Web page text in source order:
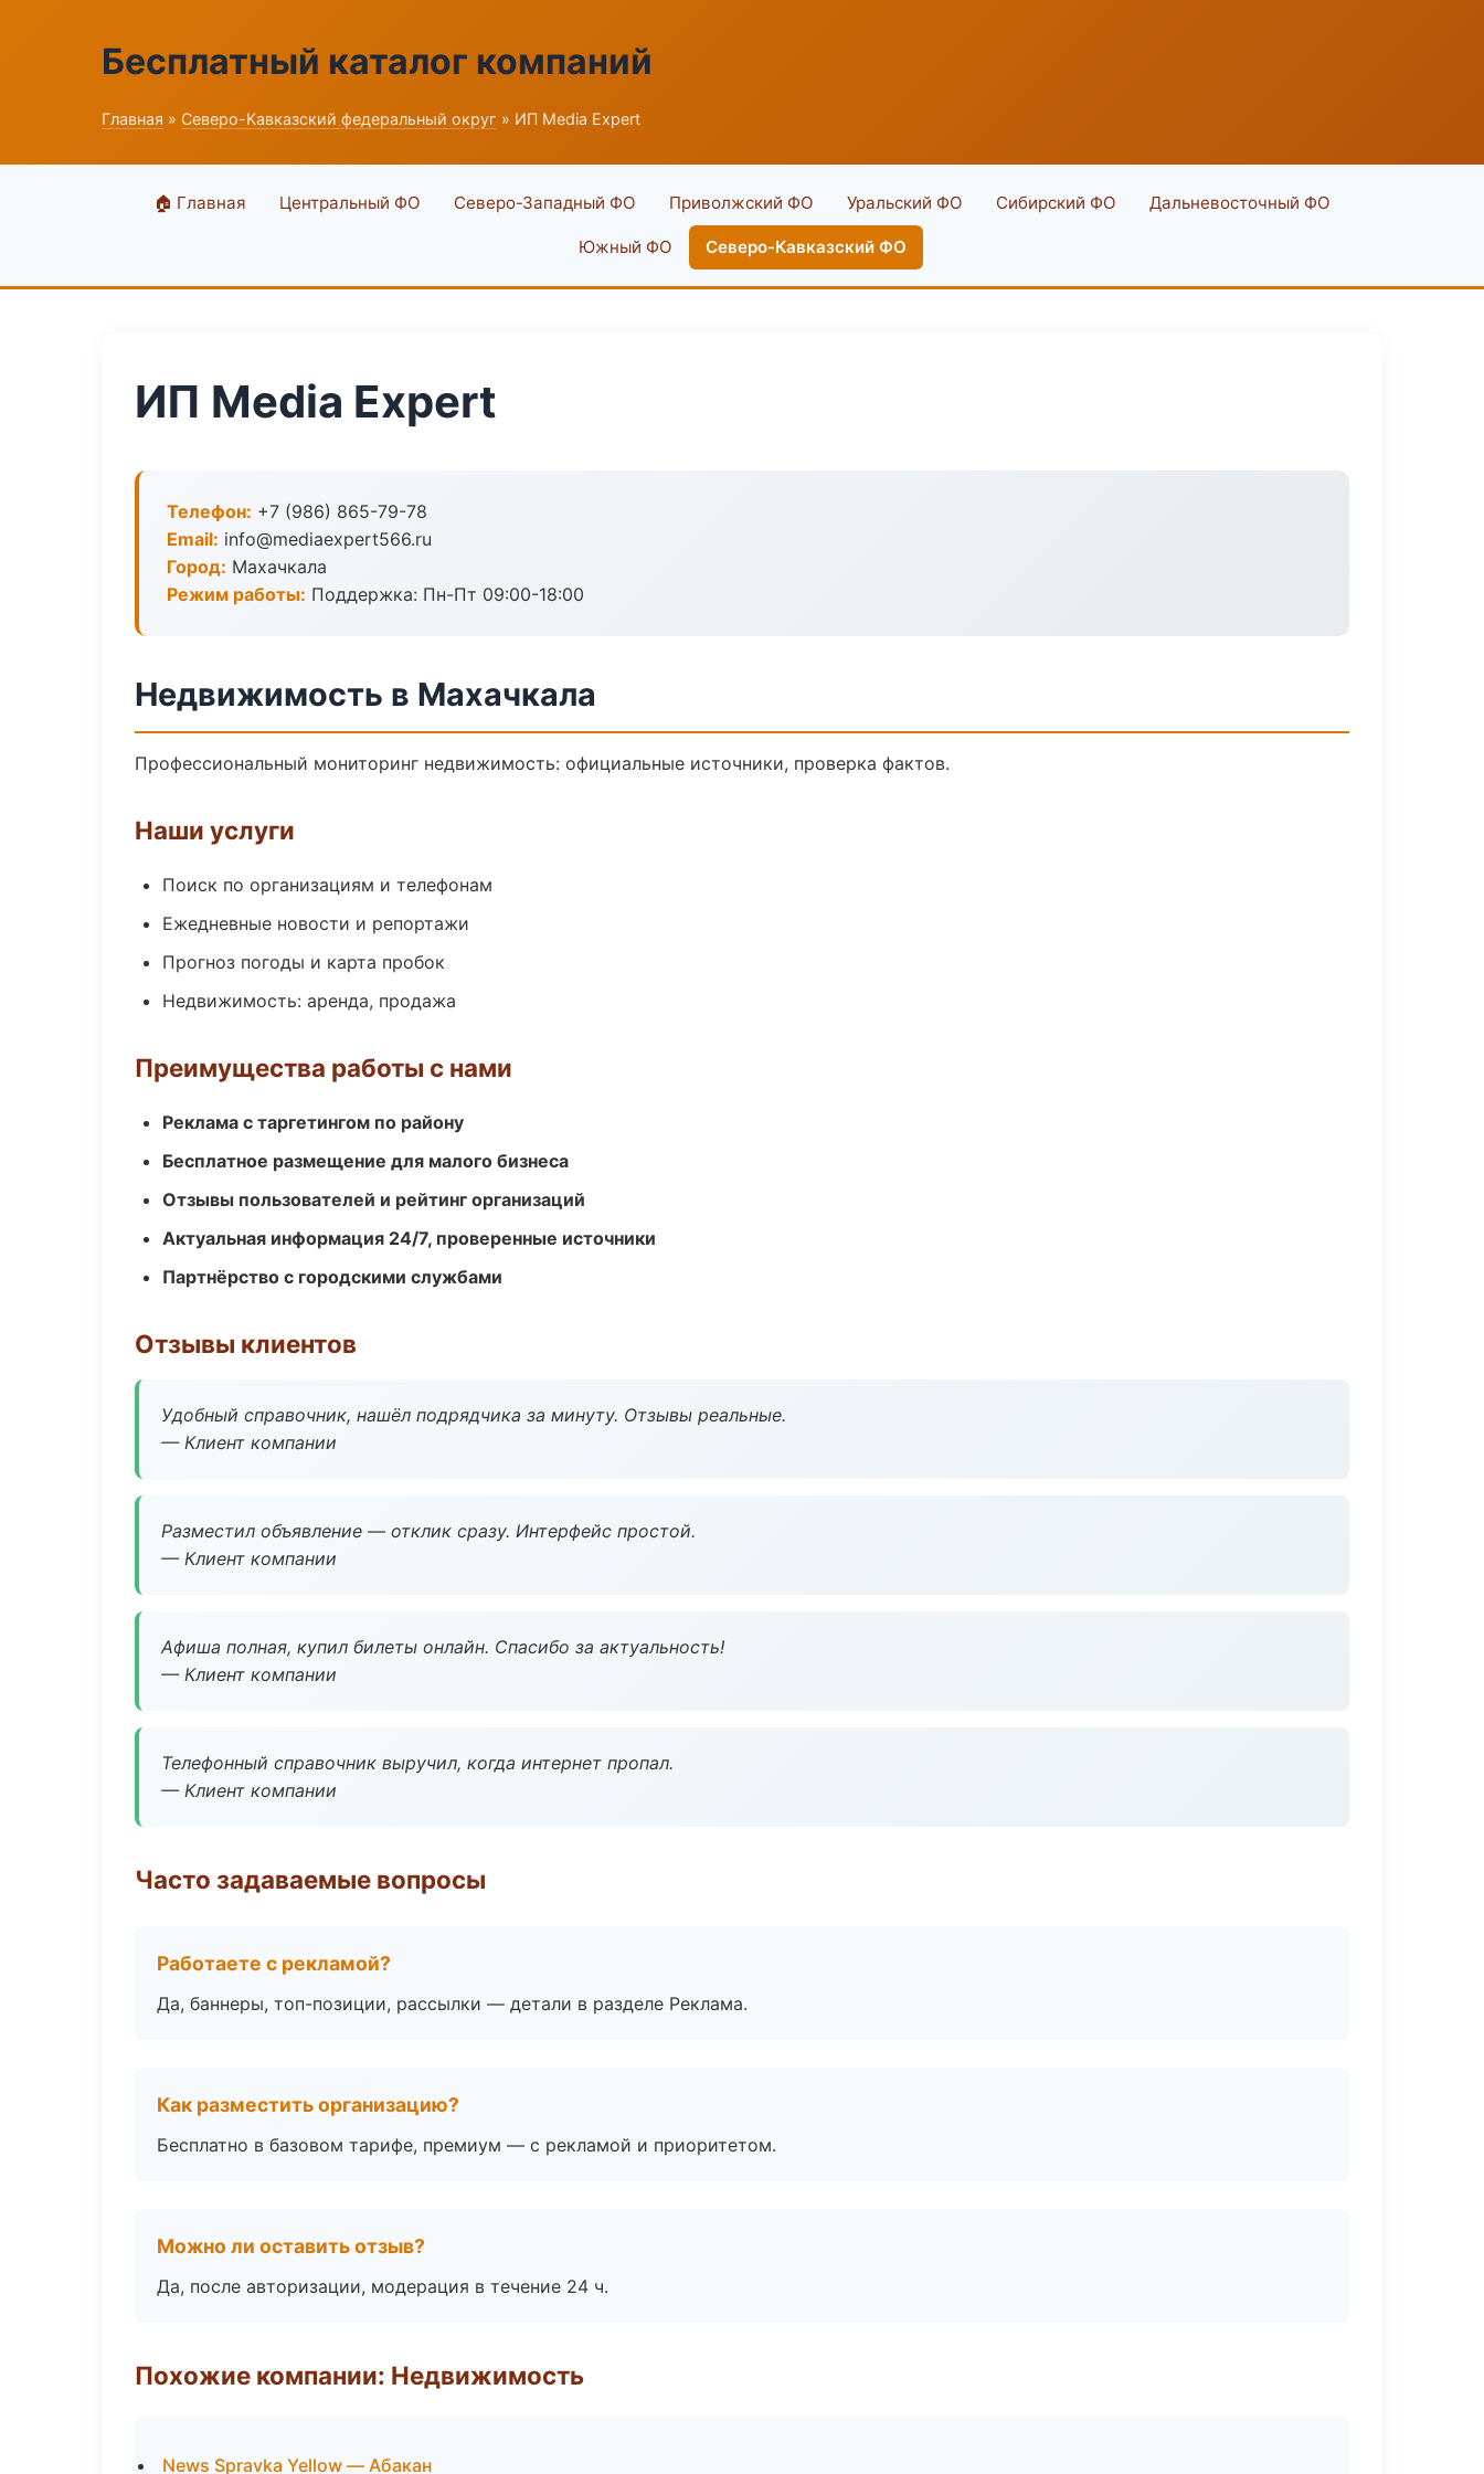
Бесплатный каталог компаний
Главная » Северо-Кавказский федеральный округ » ИП Media Expert
🏠 Главная Центральный ФО Северо-Западный ФО Приволжский ФО Уральский ФО Сибирский ФО Дальневосточный ФО
Южный ФО Северо-Кавказский ФО
ИП Media Expert
Телефон: +7 (986) 865-79-78
Email: info@mediaexpert566.ru
Город: Махачкала
Режим работы: Поддержка: Пн-Пт 09:00-18:00
Недвижимость в Махачкала
Профессиональный мониторинг недвижимость: официальные источники, проверка фактов.
Наши услуги
Поиск по организациям и телефонам
Ежедневные новости и репортажи
Прогноз погоды и карта пробок
Недвижимость: аренда, продажа
Преимущества работы с нами
Реклама с таргетингом по району
Бесплатное размещение для малого бизнеса
Отзывы пользователей и рейтинг организаций
Актуальная информация 24/7, проверенные источники
Партнёрство с городскими службами
Отзывы клиентов
Удобный справочник, нашёл подрядчика за минуту. Отзывы реальные.
— Клиент компании
Разместил объявление — отклик сразу. Интерфейс простой.
— Клиент компании
Афиша полная, купил билеты онлайн. Спасибо за актуальность!
— Клиент компании
Телефонный справочник выручил, когда интернет пропал.
— Клиент компании
Часто задаваемые вопросы
Работаете с рекламой?
Да, баннеры, топ-позиции, рассылки — детали в разделе Реклама.
Как разместить организацию?
Бесплатно в базовом тарифе, премиум — с рекламой и приоритетом.
Можно ли оставить отзыв?
Да, после авторизации, модерация в течение 24 ч.
Похожие компании: Недвижимость
News Spravka Yellow — Абакан